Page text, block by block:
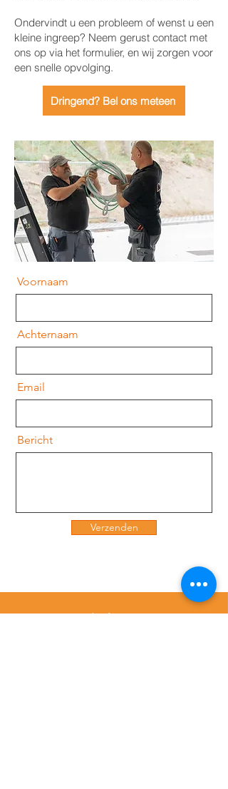
Ondervindt u een probleem of wenst u een
kleine ingreep? Neem gerust contact met
ons op via het formulier, en wij zorgen voor
een snelle opvolging.
Dringend? Bel ons meteen
Voornaam
Achternaam
Email
Bericht
Verzenden